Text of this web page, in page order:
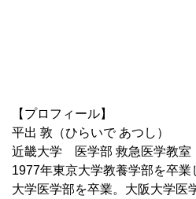
【プロフィール】
平出 敦（ひらいで あつし）
近畿大学 医学部 救急医学教
1977年東京大学教養学部を卒
大学医学部を卒業。大阪大学医